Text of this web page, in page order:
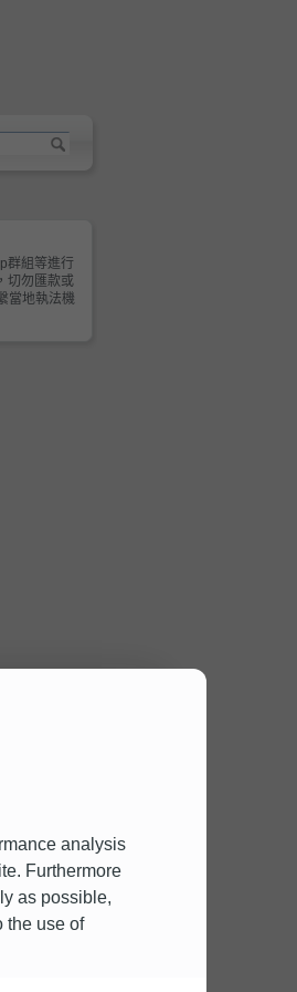
群組等進行
切勿匯款或
當地執法機
analysis
Furthermore
as possible,
the use of